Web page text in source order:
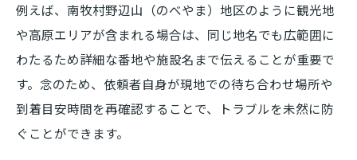
例えば、南牧村野辺山（のべやま）地区のように観光地
や高原エリアが含まれる場合は、同じ地名でも広範囲に
わたるため詳細な番地や施設名まで伝えることが重要で
す。念のため、依頼者自身が現地での待ち合わせ場所や
到着目安時間を再確認することで、トラブルを未然に防
ぐことができます。